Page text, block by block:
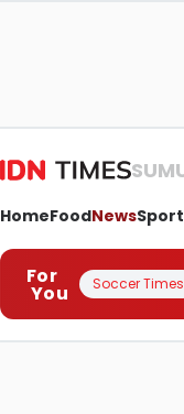
HomeFoodNewsSport
For
You Soccer Times